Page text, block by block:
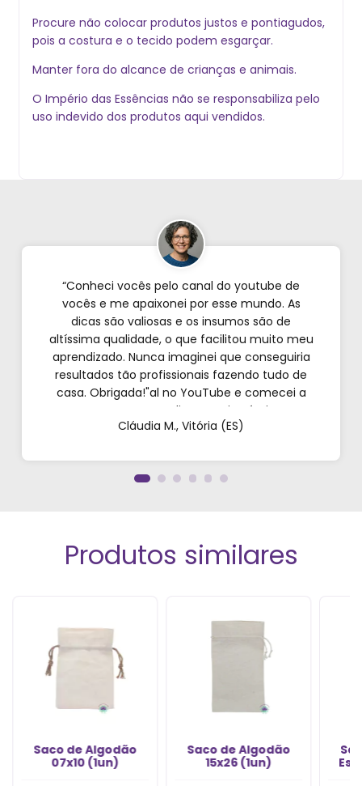
Procure não colocar produtos justos e pontiagudos,
pois a costura e o tecido podem esgarçar.
Manter fora do alcance de crianças e animais.
O Império das Essências não se responsabiliza pelo
uso indevido dos produtos aqui vendidos.
“Conheci vocês pelo canal do youtube de
vocês e me apaixonei por esse mundo. As
dicas são valiosas e os insumos são de
altíssima qualidade, o que facilitou muito meu
aprendizado. Nunca imaginei que conseguiria
resultados tão profissionais fazendo tudo de
casa. Obrigada!"al no YouTube e comecei a
testar em casa. As dicas são incríveis e os
produtos são exatamente como mostram nos
perfumes!”
Cláudia M., Vitória (ES)
Produtos similares
Saco de Algodão
07x10 (1un)
Saco de Algodão
15x26 (1un)